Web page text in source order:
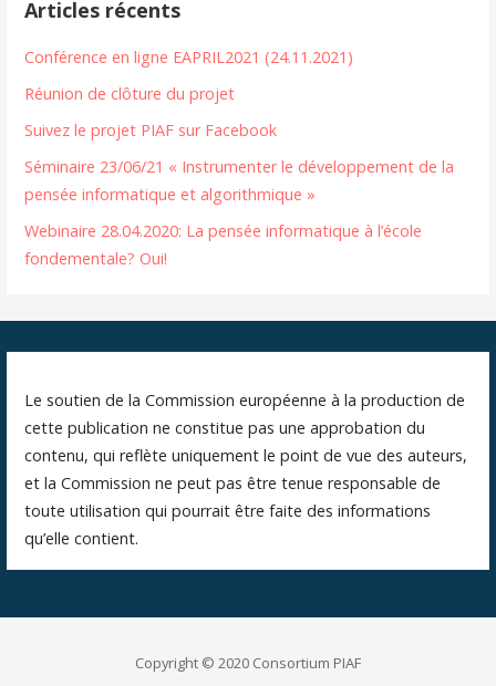
Articles récents
Conférence en ligne EAPRIL2021 (24.11.2021)
Réunion de clôture du projet
Suivez le projet PIAF sur Facebook
Séminaire 23/06/21 « Instrumenter le développement de la
pensée informatique et algorithmique »
Webinaire 28.04.2020: La pensée informatique à l’école
fondementale? Oui!
Le soutien de la Commission européenne à la production de
cette publication ne constitue pas une approbation du
contenu, qui reflète uniquement le point de vue des auteurs,
et la Commission ne peut pas être tenue responsable de
toute utilisation qui pourrait être faite des informations
qu’elle contient.
Copyright © 2020 Consortium PIAF